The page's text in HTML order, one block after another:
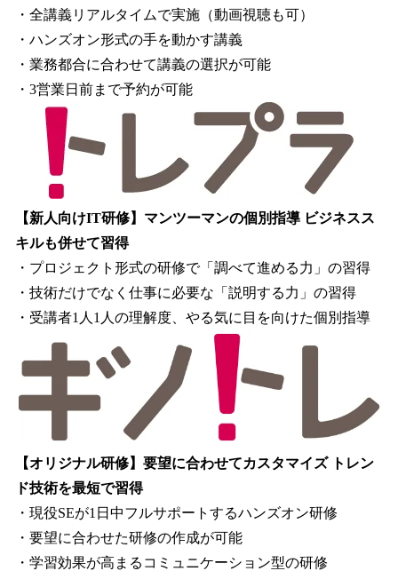
・全講義リアルタイムで実施（動画視聴も可）
・ハンズオン形式の手を動かす講義
・業務都合に合わせて講義の選択が可能
・3営業日前まで予約が可能
【新人向けIT研修】マンツーマンの個別指導 ビジネスス
キルも併せて習得
・プロジェクト形式の研修で「調べて進める力」の習得
・技術だけでなく仕事に必要な「説明する力」の習得
・受講者1人1人の理解度、やる気に目を向けた個別指導
【オリジナル研修】要望に合わせてカスタマイズ トレン
ド技術を最短で習得
・現役SEが1日中フルサポートするハンズオン研修
・要望に合わせた研修の作成が可能
・学習効果が高まるコミュニケーション型の研修